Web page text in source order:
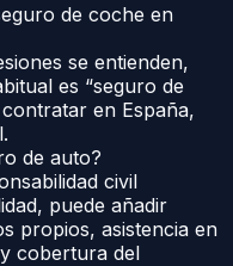
de coche en
se entienden,
es “seguro de
en España,
de auto?
civil
puede añadir
propios, asistencia en
cobertura del